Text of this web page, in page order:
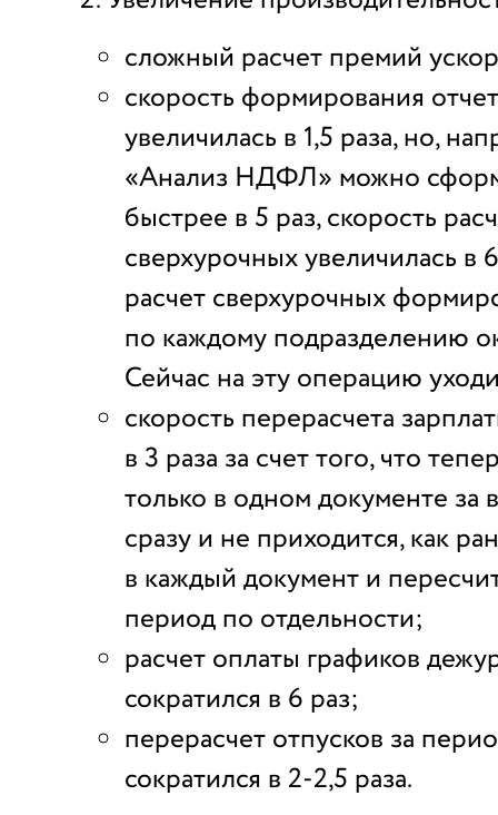
сложный расчет премий
скорость формирования
увеличилась в 1,5 раза, но,
«Анализ НДФЛ» можно
быстрее в 5 раз, скорость
сверхурочных увеличилась в
расчет сверхурочных
по каждому подразделению
Сейчас на эту операцию
скорость перерасчета
в 3 раза за счет того, что
только в одном документе за
сразу и не приходится, как
в каждый документ и
период по отдельности;
расчет оплаты графиков
сократился в 6 раз;
перерасчет отпусков за
сократился в 2-2,5 раза.